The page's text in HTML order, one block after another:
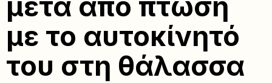
μετά από πτώση
με το αυτοκίνητό
του στη θάλασσα